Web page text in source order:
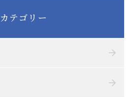
カテゴリー